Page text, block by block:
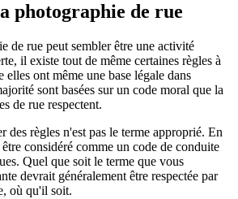
photographie de rue
de rue peut sembler être une activité
il existe tout de même certaines règles à
elles ont même une base légale dans
sont basées sur un code moral que la
de rue respectent.
des règles n'est pas le terme approprié. En
considéré comme un code de conduite
Quel que soit le terme que vous
devrait généralement être respectée par
où qu'il soit.